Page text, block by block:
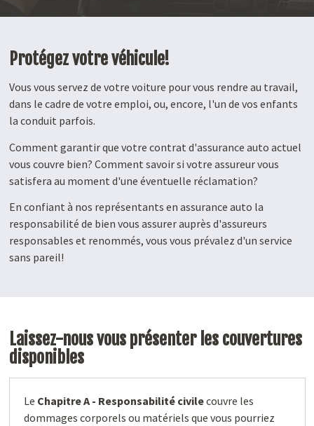
Protégez votre véhicule!
Vous vous servez de votre voiture pour vous rendre au travail,
dans le cadre de votre emploi, ou, encore, l'un de vos enfants
la conduit parfois.
Comment garantir que votre contrat d'assurance auto actuel
vous couvre bien? Comment savoir si votre assureur vous
satisfera au moment d'une éventuelle réclamation?
En confiant à nos représentants en assurance auto la
responsabilité de bien vous assurer auprès d'assureurs
responsables et renommés, vous vous prévalez d'un service
sans pareil!
Laissez-nous vous présenter les couvertures
disponibles
Le Chapitre A - Responsabilité civilecouvre les
dommages corporels ou matériels que vous pourriez